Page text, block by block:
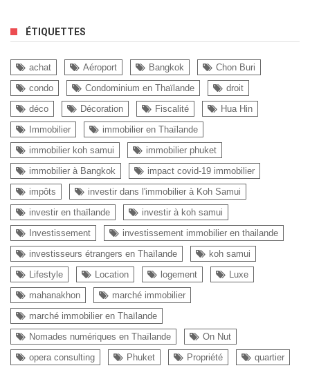
ÉTIQUETTES
achat Aéroport Bangkok
Chon Buri
condo
Condominium en Thaïlande
droit
déco
Décoration Fiscalité
Hua Hin
Immobilier
immobilier en Thaïlande
immobilier koh samui
immobilier phuket
immobilier à Bangkok
impact covid-19 immobilier
impôts
investir dans l'immobilier à Koh Samui
investir en thaïlande
investir à koh samui
Investissement
investissement immobilier en thailande
investisseurs étrangers en Thaïlande
koh samui
Lifestyle
Location logement
Luxe
mahanakhon
marché immobilier
marché immobilier en Thaïlande
Nomades numériques en Thaïlande
On Nut
opera consulting
Phuket Propriété
quartier